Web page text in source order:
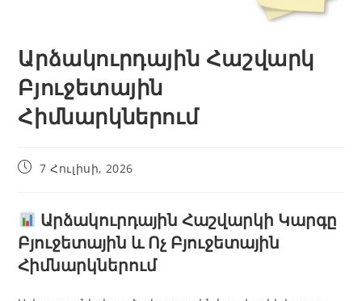
Արձակուրդային Հաշվարկ
Բյուջետային
Հիմնարկներում
7 Հուլիսի, 2026
Արձակուրդային Հաշվարկի Կարգը
Բյուջետային և Ոչ Բյուջետային
Հիմնարկներում